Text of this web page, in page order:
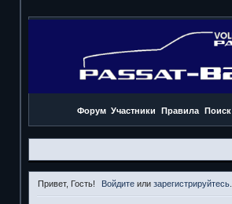
Форум Участники Правила Поиск
Привет, Гость! Войдите илизарегистрируйтесь